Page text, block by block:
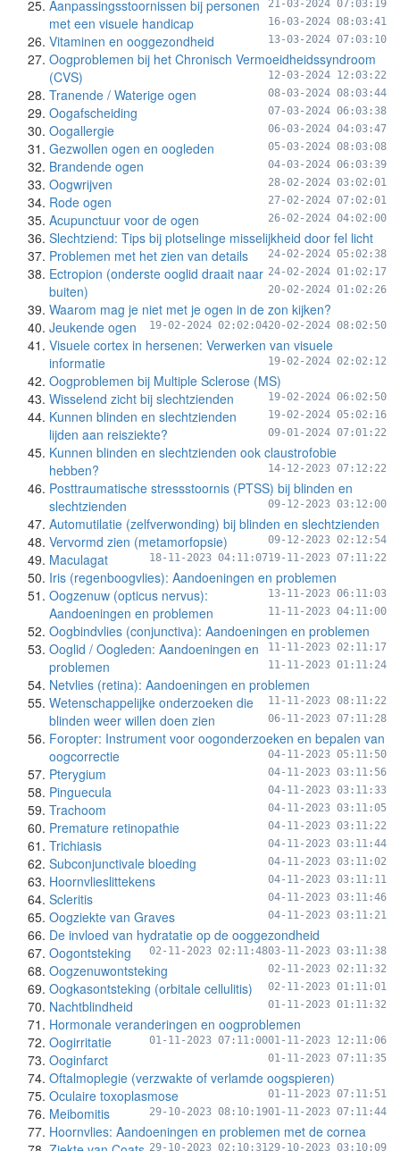
21-03-2024 07:03:19
Aanpassingsstoornissen bij personen
met een visuele handicap
16-03-2024 08:03:41
Vitaminen en ooggezondheid 13-03-2024 07:03:10
Oogproblemen bij het Chronisch Vermoeidheidssyndroom
(CVS)
12-03-2024 12:03:22
Tranende / Waterige ogen 08-03-2024 08:03:44
Oogafscheiding 07-03-2024 06:03:38
Oogallergie 06-03-2024 04:03:47
Gezwollen ogen en oogleden 05-03-2024 08:03:08
Brandende ogen 04-03-2024 06:03:39
Oogwrijven 28-02-2024 03:02:01
Rode ogen 27-02-2024 07:02:01
Acupunctuur voor de ogen 26-02-2024 04:02:00
Slechtziend: Tips bij plotselinge misselijkheid door fel licht
24-02-2024 05:02:38
Problemen met het zien van details
24-02-2024 01:02:17
Ectropion (onderste ooglid draait naar
buiten)
20-02-2024 01:02:26
Waarom mag je niet met je ogen in de zon kijken?
20-02-2024 08:02:50
Jeukende ogen 19-02-2024 02:02:04
Visuele cortex in hersenen: Verwerken van visuele
informatie
19-02-2024 02:02:12
Oogproblemen bij Multiple Sclerose (MS)
19-02-2024 06:02:50
Wisselend zicht bij slechtzienden
19-02-2024 05:02:16
Kunnen blinden en slechtzienden
lijden aan reisziekte?
09-01-2024 07:01:22
Kunnen blinden en slechtzienden ook claustrofobie
hebben?
14-12-2023 07:12:22
Posttraumatische stressstoornis (PTSS) bij blinden en
slechtzienden
09-12-2023 03:12:00
Automutilatie (zelfverwonding) bij blinden en slechtzienden
09-12-2023 02:12:54
Vervormd zien (metamorfopsie)
19-11-2023 07:11:22
Maculagat 18-11-2023 04:11:07
Iris (regenboogvlies): Aandoeningen en problemen
13-11-2023 06:11:03
Oogzenuw (opticus nervus):
Aandoeningen en problemen
11-11-2023 04:11:00
Oogbindvlies (conjunctiva): Aandoeningen en problemen
11-11-2023 02:11:17
Ooglid / Oogleden: Aandoeningen en
problemen
11-11-2023 01:11:24
Netvlies (retina): Aandoeningen en problemen
11-11-2023 08:11:22
Wetenschappelijke onderzoeken die
blinden weer willen doen zien
06-11-2023 07:11:28
Foropter: Instrument voor oogonderzoeken en bepalen van
oogcorrectie
04-11-2023 05:11:50
Pterygium 04-11-2023 03:11:56
Pinguecula 04-11-2023 03:11:33
Trachoom 04-11-2023 03:11:05
Premature retinopathie 04-11-2023 03:11:22
Trichiasis 04-11-2023 03:11:44
Subconjunctivale bloeding 04-11-2023 03:11:02
Hoornvlieslittekens 04-11-2023 03:11:11
Scleritis 04-11-2023 03:11:46
Oogziekte van Graves 04-11-2023 03:11:21
De invloed van hydratatie op de ooggezondheid
03-11-2023 03:11:38
Oogontsteking 02-11-2023 02:11:48
Oogzenuwontsteking 02-11-2023 02:11:32
Oogkasontsteking (orbitale cellulitis) 02-11-2023 01:11:01
Nachtblindheid 01-11-2023 01:11:32
Hormonale veranderingen en oogproblemen
01-11-2023 12:11:06
Oogirritatie 01-11-2023 07:11:00
Ooginfarct 01-11-2023 07:11:35
Oftalmoplegie (verzwakte of verlamde oogspieren)
01-11-2023 07:11:51
Oculaire toxoplasmose
01-11-2023 07:11:44
Meibomitis 29-10-2023 08:10:19
Hoornvlies: Aandoeningen en problemen met de cornea
29-10-2023 03:10:09
29-10-2023 02:10:31